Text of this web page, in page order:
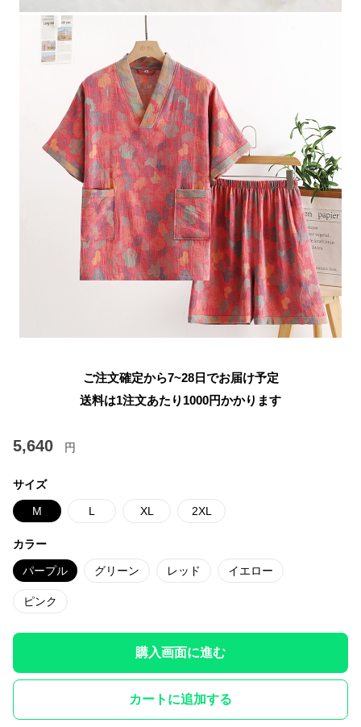
ご注文確定から7~28日でお届け予定
送料は1注文あたり 1000円かかります
5,640 円
サイズ
M L XL 2XL
カラー
パープル グリーン レッド イエロー
ピンク
購入画面に進む
カートに追加する